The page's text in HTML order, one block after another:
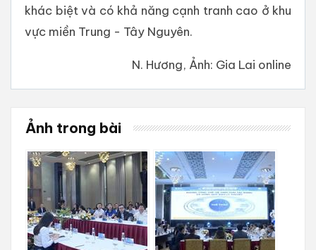
khác biệt và có khả năng cạnh tranh cao ở khu
vực miền Trung - Tây Nguyên.
N. Hương, Ảnh: Gia Lai online
Ảnh trong bài